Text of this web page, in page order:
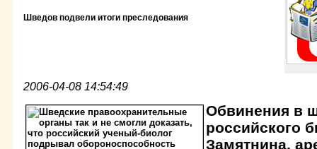
Шведов подвели итоги преследования
2006-04-08 14:54:49
Обвинения в
российского
Замятнина,